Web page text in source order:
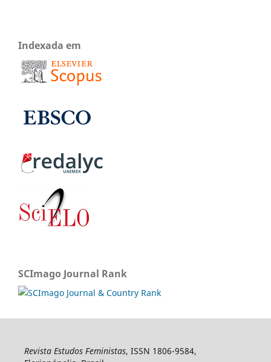
Indexada em
SCImago Journal Rank
Revista Estudos Feministas, ISSN 1806-9584,